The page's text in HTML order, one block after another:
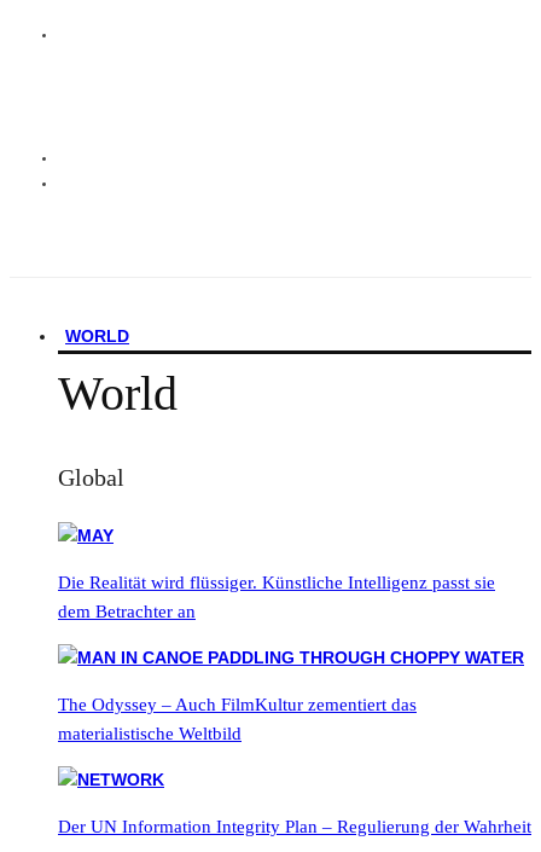
WORLD
World
Global
Die Realität wird flüssiger. Künstliche Intelligenz passt sie
dem Betrachter an
The Odyssey – Auch FilmKultur zementiert das
materialistische Weltbild
Der UN Information Integrity Plan – Regulierung der Wahrheit